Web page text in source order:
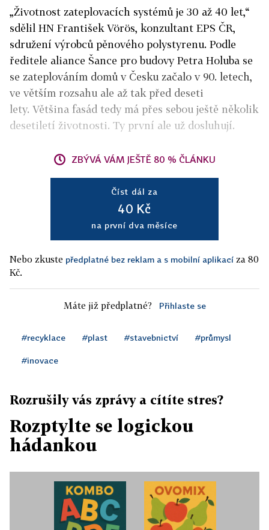
„Životnost zateplovacích systémů je 30 až 40 let,“
sdělil HN František Vörös, konzultant EPS ČR,
sdružení výrobců pěnového polystyrenu. Podle
ředitele aliance Šance pro budovy Petra Holuba se
se zateplováním domů v Česku začalo v 90. letech,
ve větším rozsahu ale až tak před deseti
lety. Většina fasád tedy má přes sebou ještě několik
desetiletí životnosti. Ty první ale už dosluhují.
ZBÝVÁ VÁM JEŠTĚ 80 % ČLÁNKU
Číst dál za
40 Kč
na první dva měsíce
Nebo zkuste předplatné bez reklam a s mobilní aplikací za 80
Kč.
Máte již předplatné? Přihlaste se
#recyklace #plast #stavebnictví #průmysl
#inovace
Rozrušily vás zprávy a cítíte stres?
Rozptylte se logickou
hádankou